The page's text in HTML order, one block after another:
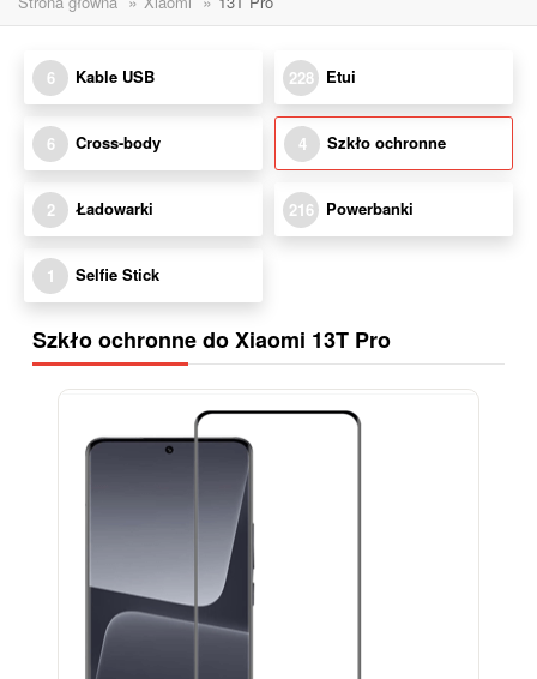
6 Kable USB 228 Etui
6 Cross-body 4 Szkło ochronne
2 Ładowarki 216 Powerbanki
1 Selfie Stick
Szkło ochronne do Xiaomi 13T Pro